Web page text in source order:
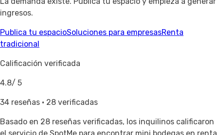
ingresos.
Publica tu espacioSoluciones para empresasRenta
tradicional
Calificación verificada
4.8/ 5
34 reseñas · 28 verificadas
Basado en 28 reseñas verificadas, los inquilinos calificaron